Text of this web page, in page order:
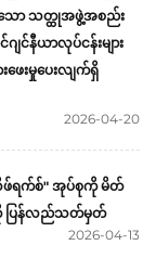
ော သတ္ထုအဖွဲ့အစည်း
ျင်နီယာလုပ်ငန်းများ
ေးမှုပေးလျက်ရှိ
2026-04-20
ဖ်ရက်စ်" အုပ်စုကို မိတ်
ကို ပြန်လည်သတ်မှတ်
2026-04-13